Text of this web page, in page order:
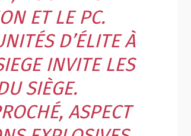
ET LE PC.
D’ÉLITE À
INVITE LES
SIÈGE.
ASPECT